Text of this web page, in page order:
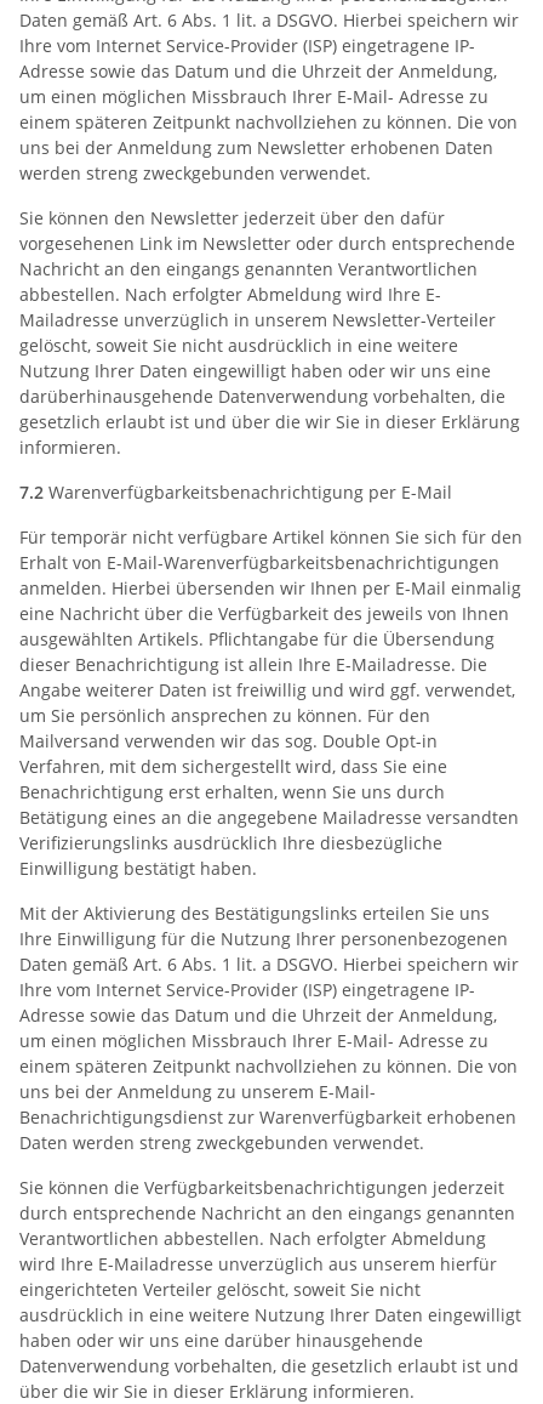
Daten gemäß Art. 6 Abs. 1 lit. a DSGVO. Hierbei speichern wir
Ihre vom Internet Service-Provider (ISP) eingetragene IP-
Adresse sowie das Datum und die Uhrzeit der Anmeldung,
um einen möglichen Missbrauch Ihrer E-Mail- Adresse zu
einem späteren Zeitpunkt nachvollziehen zu können. Die von
uns bei der Anmeldung zum Newsletter erhobenen Daten
werden streng zweckgebunden verwendet.
Sie können den Newsletter jederzeit über den dafür
vorgesehenen Link im Newsletter oder durch entsprechende
Nachricht an den eingangs genannten Verantwortlichen
abbestellen. Nach erfolgter Abmeldung wird Ihre E-
Mailadresse unverzüglich in unserem Newsletter-Verteiler
gelöscht, soweit Sie nicht ausdrücklich in eine weitere
Nutzung Ihrer Daten eingewilligt haben oder wir uns eine
darüberhinausgehende Datenverwendung vorbehalten, die
gesetzlich erlaubt ist und über die wir Sie in dieser Erklärung
informieren.
7.2 Warenverfügbarkeitsbenachrichtigung per E-Mail
Für temporär nicht verfügbare Artikel können Sie sich für den
Erhalt von E-Mail-Warenverfügbarkeitsbenachrichtigungen
anmelden. Hierbei übersenden wir Ihnen per E-Mail einmalig
eine Nachricht über die Verfügbarkeit des jeweils von Ihnen
ausgewählten Artikels. Pflichtangabe für die Übersendung
dieser Benachrichtigung ist allein Ihre E-Mailadresse. Die
Angabe weiterer Daten ist freiwillig und wird ggf. verwendet,
um Sie persönlich ansprechen zu können. Für den
Mailversand verwenden wir das sog. Double Opt-in
Verfahren, mit dem sichergestellt wird, dass Sie eine
Benachrichtigung erst erhalten, wenn Sie uns durch
Betätigung eines an die angegebene Mailadresse versandten
Verifizierungslinks ausdrücklich Ihre diesbezügliche
Einwilligung bestätigt haben.
Mit der Aktivierung des Bestätigungslinks erteilen Sie uns
Ihre Einwilligung für die Nutzung Ihrer personenbezogenen
Daten gemäß Art. 6 Abs. 1 lit. a DSGVO. Hierbei speichern wir
Ihre vom Internet Service-Provider (ISP) eingetragene IP-
Adresse sowie das Datum und die Uhrzeit der Anmeldung,
um einen möglichen Missbrauch Ihrer E-Mail- Adresse zu
einem späteren Zeitpunkt nachvollziehen zu können. Die von
uns bei der Anmeldung zu unserem E-Mail-
Benachrichtigungsdienst zur Warenverfügbarkeit erhobenen
Daten werden streng zweckgebunden verwendet.
Sie können die Verfügbarkeitsbenachrichtigungen jederzeit
durch entsprechende Nachricht an den eingangs genannten
Verantwortlichen abbestellen. Nach erfolgter Abmeldung
wird Ihre E-Mailadresse unverzüglich aus unserem hierfür
eingerichteten Verteiler gelöscht, soweit Sie nicht
ausdrücklich in eine weitere Nutzung Ihrer Daten eingewilligt
haben oder wir uns eine darüber hinausgehende
Datenverwendung vorbehalten, die gesetzlich erlaubt ist und
über die wir Sie in dieser Erklärung informieren.